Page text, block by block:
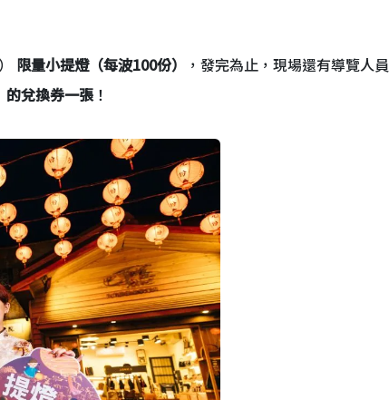
） 限量小提燈（每波100份）
，發完為止，現場還有導覽人員
的兌換券一張 ！